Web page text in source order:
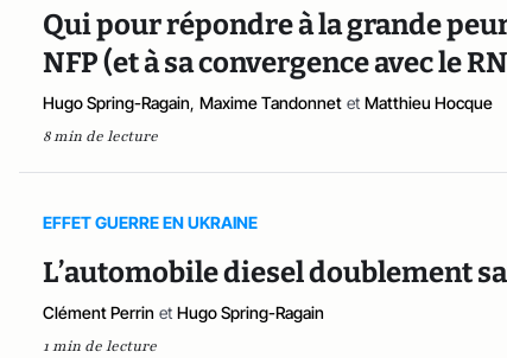
Qui pour répondre à la grande
NFP (et à sa convergence avec le
Hugo Spring-Ragain, Maxime Tandonnet et Matthieu Hocque
8 min de lecture
EFFET GUERRE EN UKRAINE
L’automobile diesel doublement
Clément Perrin et Hugo Spring-Ragain
1 min de lecture